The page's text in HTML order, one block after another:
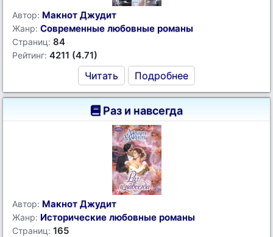
Автор: Макнот Джудит
Жанр: Современные любовные романы
Страниц: 84
Рейтинг: 4211 (4.71)
Читать Подробнее
Раз и навсегда
Автор: Макнот Джудит
Жанр: Исторические любовные романы
Страниц: 165